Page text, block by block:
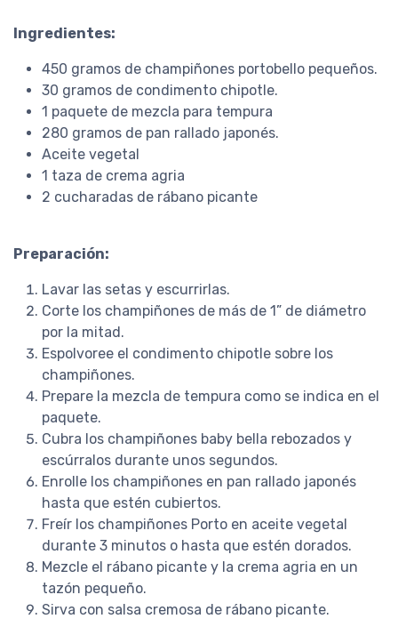
Ingredientes:
450 gramos de champiñones portobello pequeños.
30 gramos de condimento chipotle.
1 paquete de mezcla para tempura
280 gramos de pan rallado japonés.
Aceite vegetal
1 taza de crema agria
2 cucharadas de rábano picante
Preparación:
Lavar las setas y escurrirlas.
Corte los champiñones de más de 1” de diámetro
por la mitad.
Espolvoree el condimento chipotle sobre los
champiñones.
Prepare la mezcla de tempura como se indica en el
paquete.
Cubra los champiñones baby bella rebozados y
escúrralos durante unos segundos.
Enrolle los champiñones en pan rallado japonés
hasta que estén cubiertos.
Freír los champiñones Porto en aceite vegetal
durante 3 minutos o hasta que estén dorados.
Mezcle el rábano picante y la crema agria en un
tazón pequeño.
Sirva con salsa cremosa de rábano picante.
Champi + Porto + Girgolas
compré ahora el combo con
gírgolas y me sorprendió porque,
champis, son de tamaño grande y
se ven muy frescas. Los hongos
vienen súper frescos, es notorio
por la textura que tienen y porque
.... COMPRAR